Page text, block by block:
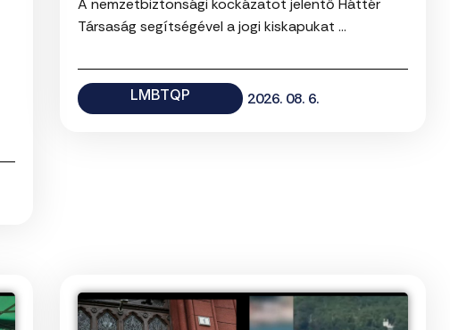
A nemzetbiztonsági kockázatot jelentő Háttér
Társaság segítségével a jogi kiskapukat ...
LMBTQP 2026. 08. 6.